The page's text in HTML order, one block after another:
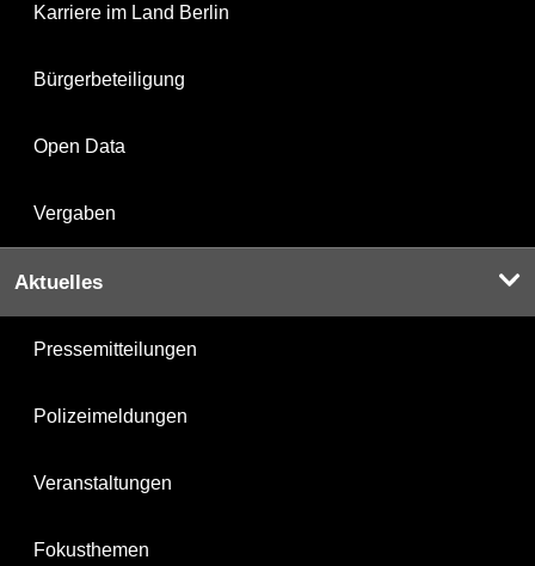
Karriere im Land Berlin
Bürgerbeteiligung
Open Data
Vergaben
Aktuelles
Pressemitteilungen
Polizeimeldungen
Veranstaltungen
Fokusthemen